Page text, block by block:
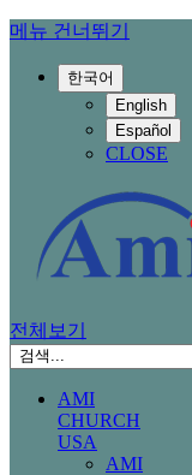
메뉴 건너뛰기
한국어
English
Español
CLOSE
전체보기
AMI
CHURCH
USA
AMI